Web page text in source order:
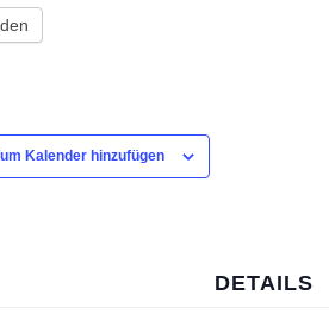
Kalender hinzufügen
DETAILS